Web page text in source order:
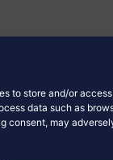
to store and/or
data such as
consent, may